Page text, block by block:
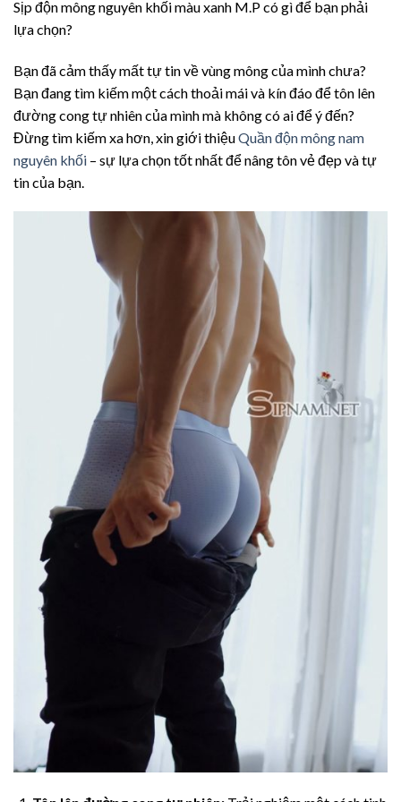
Sịp độn mông nguyên khối màu xanh M.P có gì để bạn phải
lựa chọn?
Bạn đã cảm thấy mất tự tin về vùng mông của mình chưa?
Bạn đang tìm kiếm một cách thoải mái và kín đáo để tôn lên
đường cong tự nhiên của mình mà không có ai để ý đến?
Đừng tìm kiếm xa hơn, xin giới thiệuQuần độn mông nam
nguyên khối – sự lựa chọn tốt nhất để nâng tôn vẻ đẹp và tự
tin của bạn.